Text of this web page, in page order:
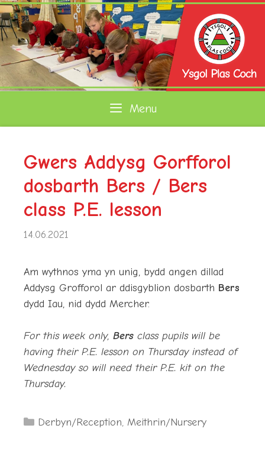
Skip
to
content
Menu
Gwers Addysg Gorfforol
dosbarth Bers / Bers
class P.E. lesson
14.06.2021
Am wythnos yma yn unig, bydd angen dillad
Addysg Grofforol ar ddisgyblion dosbarth Bers
dydd Iau, nid dydd Mercher.
For this week only, Bersclass pupils will be
having their P.E. lesson on Thursday instead of
Wednesday so will need their P.E. kit on the
Thursday.
Categories
Derbyn/Reception, Meithrin/Nursery